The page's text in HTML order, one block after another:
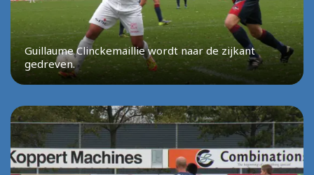
Guillaume Clinckemaillie wordt naar de zijkant
gedreven.